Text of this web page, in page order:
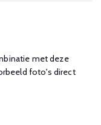
met deze
foto's direct